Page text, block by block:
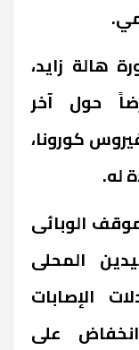
هالة زايد،
حول آخر
كورونا،
له.
الوبائى
المحلى
الإصابات
على